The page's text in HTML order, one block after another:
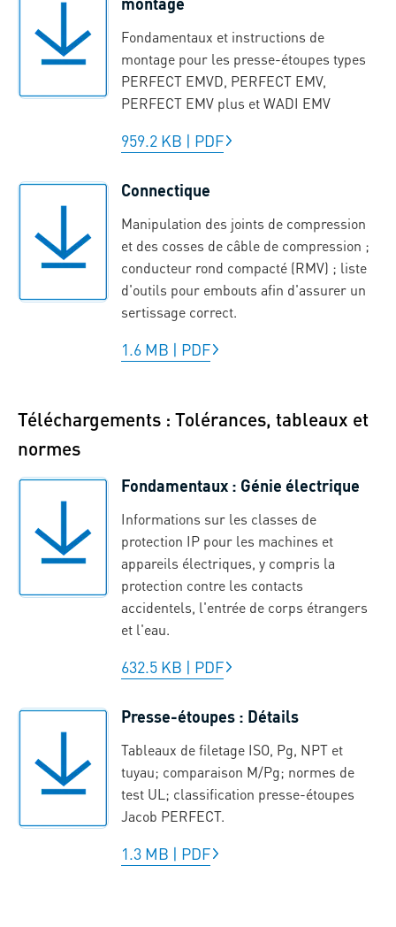
Fondamentaux et instructions de
montage pour les presse-étoupes types
PERFECT EMVD, PERFECT EMV,
PERFECT EMV plus et WADI EMV
959.2 KB | PDF
Connectique
Manipulation des joints de compression
et des cosses de câble de compression ;
conducteur rond compacté (RMV) ; liste
d'outils pour embouts afin d'assurer un
sertissage correct.
1.6 MB | PDF
Téléchargements : Tolérances, tableaux et
normes
Fondamentaux : Génie électrique
Informations sur les classes de
protection IP pour les machines et
appareils électriques, y compris la
protection contre les contacts
accidentels, l'entrée de corps étrangers
et l'eau.
632.5 KB | PDF
Presse-étoupes : Détails
Tableaux de filetage ISO, Pg, NPT et
tuyau; comparaison M/Pg; normes de
test UL; classification presse-étoupes
Jacob PERFECT.
1.3 MB | PDF